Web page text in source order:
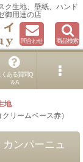
ク生地、壁紙、ハンド
御用達の店
問合わせ 商品検索
くある質問Q
＆A
地
リームベース赤）
カンパーニュ